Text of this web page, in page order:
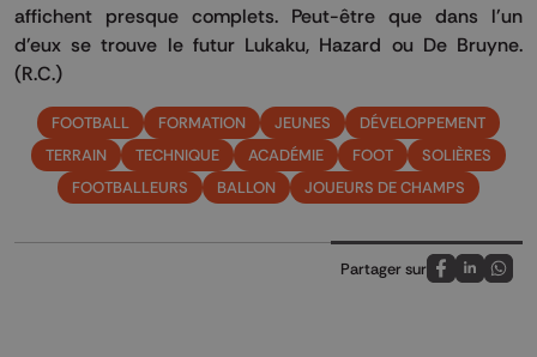
affichent presque complets. Peut-être que dans l'un
d'eux se trouve le futur Lukaku, Hazard ou De Bruyne.
(R.C.)
FOOTBALL FORMATION JEUNES
DÉVELOPPEMENT
TERRAIN
TECHNIQUE ACADÉMIE FOOT
SOLIÈRES
FOOTBALLEURS
BALLON JOUEURS DE CHAMPS
Partager sur
Partagez sur
Partagez